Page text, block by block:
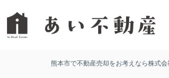
熊本市で不動産売却をお考えなら株式